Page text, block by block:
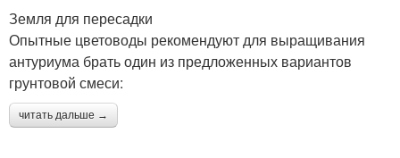
Земля для пересадки
Опытные цветоводы рекомендуют для выращивания
антуриума брать один из предложенных вариантов
грунтовой смеси:
читать дальше →